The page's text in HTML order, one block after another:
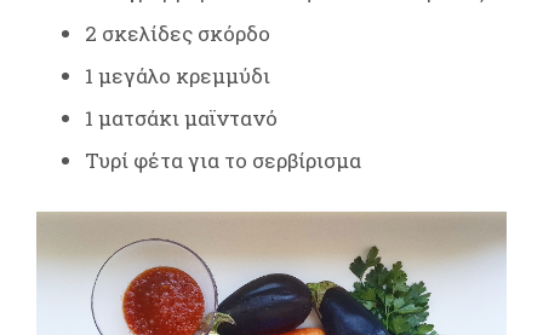
2 σκελίδες σκόρδο
1 μεγάλο κρεμμύδι
1 ματσάκι μαϊντανό
Τυρί φέτα για το σερβίρισμα